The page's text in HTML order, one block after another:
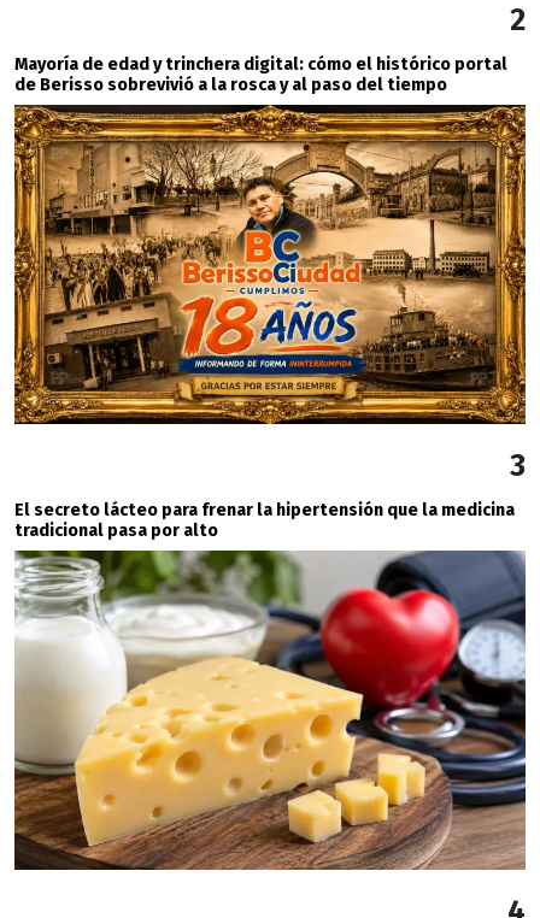
2
Mayoría de edad y trinchera digital: cómo el histórico portal
de Berisso sobrevivió a la rosca y al paso del tiempo
3
El secreto lácteo para frenar la hipertensión que la medicina
tradicional pasa por alto